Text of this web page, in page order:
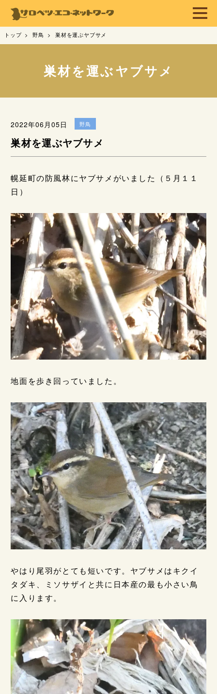
トップ 野鳥 巣材を運ぶヤブサメ
巣材を運ぶヤブサメ
2022年06月05日 野鳥
巣材を運ぶヤブサメ
幌延町の防風林にヤブサメがいました（５月１１
日）
地面を歩き回っていました。
やはり尾羽がとても短いです。ヤブサメはキクイ
タダキ、ミソサザイと共に日本産の最も小さい鳥
に入ります。